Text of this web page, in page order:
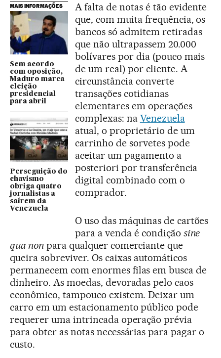
MAIS INFORMAÇÕES
Sem acordo
com oposição,
Maduro marca
eleição
presidencial
para abril
Perseguição do
chavismo
obriga quatro
jornalistas a
saírem da
Venezuela
A falta de notas é tão evidente
que, com muita frequência, os
bancos só admitem retiradas
que não ultrapassem 20.000
bolívares por dia (pouco mais
de um real) por cliente. A
circunstância converte
transações cotidianas
elementares em operações
complexas: na Venezuela
atual, o proprietário de um
carrinho de sorvetes pode
aceitar um pagamento a
posteriori por transferência
digital combinado com o
comprador.
O uso das máquinas de cartões
para a venda é condição sine
qua nonpara qualquer comerciante que
queira sobreviver. Os caixas automáticos
permanecem com enormes filas em busca de
dinheiro. As moedas, devoradas pelo caos
econômico, tampouco existem. Deixar um
carro em um estacionamento público pode
requerer uma intrincada operação prévia
para obter as notas necessárias para pagar o
custo.